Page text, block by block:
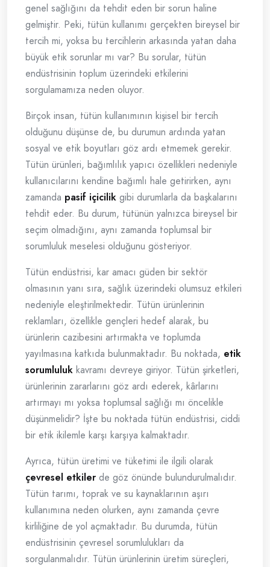
genel sağlığını da tehdit eden bir sorun haline
gelmiştir. Peki, tütün kullanımı gerçekten bireysel bir
tercih mi, yoksa bu tercihlerin arkasında yatan daha
büyük etik sorunlar mı var? Bu sorular, tütün
endüstrisinin toplum üzerindeki etkilerini
sorgulamamıza neden oluyor.
Birçok insan, tütün kullanımının kişisel bir tercih
olduğunu düşünse de, bu durumun ardında yatan
sosyal ve etik boyutları göz ardı etmemek gerekir.
Tütün ürünleri, bağımlılık yapıcı özellikleri nedeniyle
kullanıcılarını kendine bağımlı hale getirirken, aynı
zamanda pasif içicilik gibi durumlarla da başkalarını
tehdit eder. Bu durum, tütünün yalnızca bireysel bir
seçim olmadığını, aynı zamanda toplumsal bir
sorumluluk meselesi olduğunu gösteriyor.
Tütün endüstrisi, kar amacı güden bir sektör
olmasının yanı sıra, sağlık üzerindeki olumsuz etkileri
nedeniyle eleştirilmektedir. Tütün ürünlerinin
reklamları, özellikle gençleri hedef alarak, bu
ürünlerin cazibesini artırmakta ve toplumda
yayılmasına katkıda bulunmaktadır. Bu noktada, etik
sorumluluk kavramı devreye giriyor. Tütün şirketleri,
ürünlerinin zararlarını göz ardı ederek, kârlarını
artırmayı mı yoksa toplumsal sağlığı mı öncelikle
düşünmelidir? İşte bu noktada tütün endüstrisi, ciddi
bir etik ikilemle karşı karşıya kalmaktadır.
Ayrıca, tütün üretimi ve tüketimi ile ilgili olarak
çevresel etkiler de göz önünde bulundurulmalıdır.
Tütün tarımı, toprak ve su kaynaklarının aşırı
kullanımına neden olurken, aynı zamanda çevre
kirliliğine de yol açmaktadır. Bu durumda, tütün
endüstrisinin çevresel sorumlulukları da
sorgulanmalıdır. Tütün ürünlerinin üretim süreçleri,